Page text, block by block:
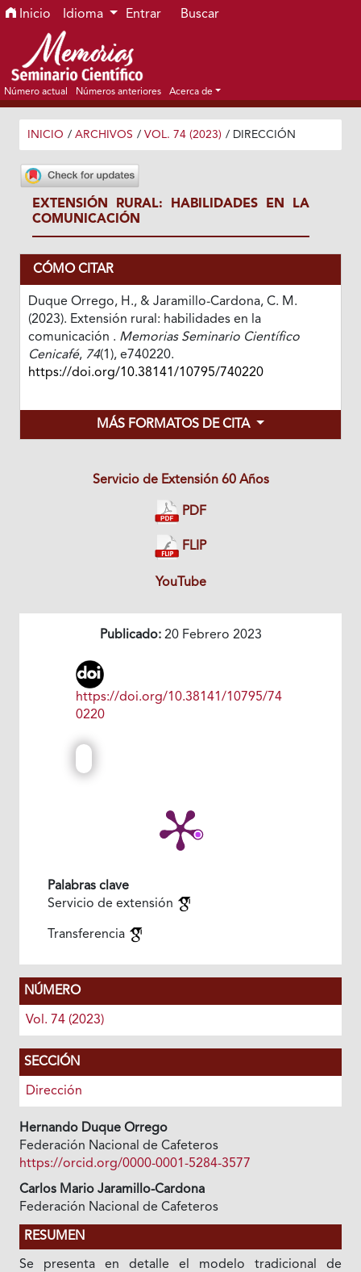
Ir al menú de navegación principal
Ir al contenido principal
Ir al pie de página del sitio
Inicio Idioma Entrar Buscar
Número actual Números anteriores Acerca de
INICIO / ARCHIVOS / VOL. 74 (2023) / DIRECCIÓN
EXTENSIÓN RURAL: HABILIDADES EN LA
COMUNICACIÓN
CÓMO CITAR
Duque Orrego, H., & Jaramillo-Cardona, C. M.
(2023). Extensión rural: habilidades en la
comunicación . Memorias Seminario Científico
Cenicafé, 74(1), e740220.
https://doi.org/10.38141/10795/740220
MÁS FORMATOS DE CITA
Servicio de Extensión 60 Años
PDF
FLIP
YouTube
Publicado:20 Febrero 2023
https://doi.org/10.38141/10795/74
0220
Palabras clave
Servicio de extensión
Transferencia
NÚMERO
Vol. 74 (2023)
SECCIÓN
Dirección
Hernando Duque Orrego
Federación Nacional de Cafeteros
https://orcid.org/0000-0001-5284-3577
Carlos Mario Jaramillo-Cardona
Federación Nacional de Cafeteros
RESUMEN
Se presenta en detalle el modelo tradicional de